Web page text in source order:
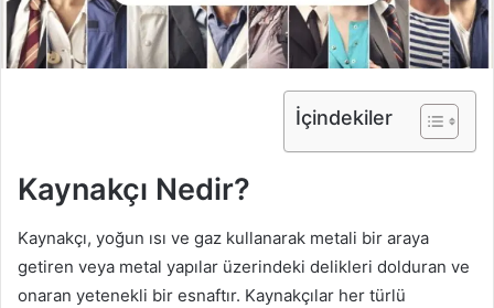
İçindekiler
Kaynakçı Nedir?
Kaynakçı, yoğun ısı ve gaz kullanarak metali bir araya
getiren veya metal yapılar üzerindeki delikleri dolduran ve
onaran yetenekli bir esnaftır. Kaynakçılar her türlü